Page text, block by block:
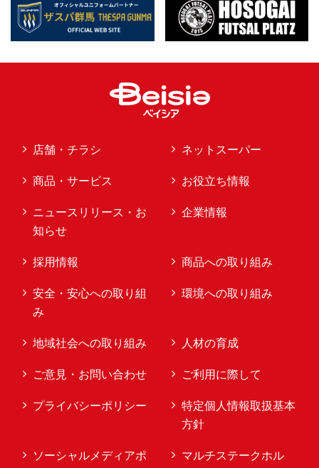
店舗・チラシ ネットスーパー
商品・サービス お役立ち情報
ニュースリリース・お
知らせ
企業情報
採用情報 商品への取り組み
安全・安心への取り組
み
環境への取り組み
地域社会への取り組み 人材の育成
ご意見・お問い合わせ ご利用に際して
プライバシーポリシー
特定個人情報取扱基本
方針
ソーシャルメディアポ
マルチステークホル